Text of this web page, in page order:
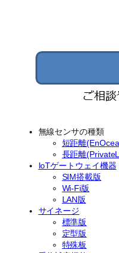
無線センサの種類
短距離
長距離
IoTゲートウェイ機器
SIM搭載版
Wi-Fi版
LAN版
サイネージ
標準版
定型版
特殊板